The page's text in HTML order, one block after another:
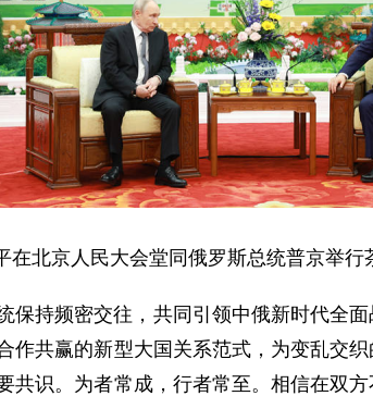
北京人民大会堂同俄罗斯总统普京举行
保持频密交往，共同引领中俄新时代全
作共赢的新型大国关系范式，为变乱交
共识。为者常成，行者常至。相信在双